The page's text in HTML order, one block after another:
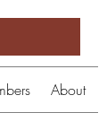
About